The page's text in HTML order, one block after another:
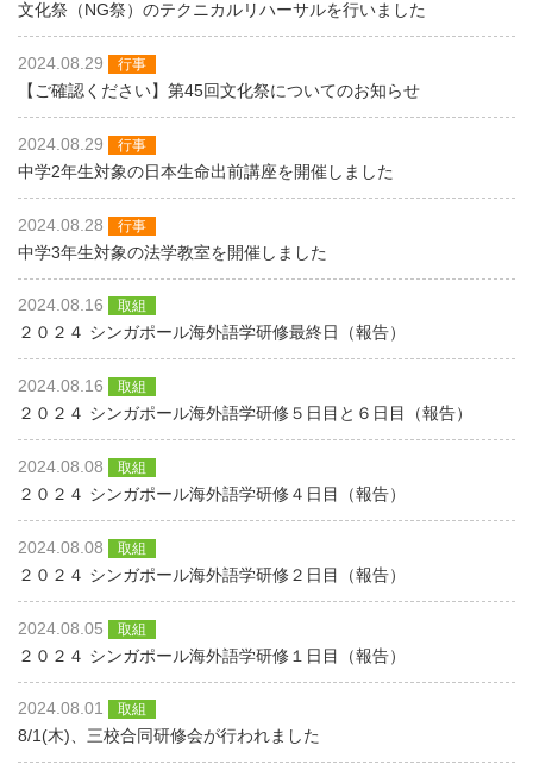
文化祭（NG祭）のテクニカルリハーサルを行いました
2024.08.29 行事
【ご確認ください】第45回文化祭についてのお知らせ
2024.08.29 行事
中学2年生対象の日本生命出前講座を開催しました
2024.08.28 行事
中学3年生対象の法学教室を開催しました
2024.08.16 取組
２０２４ シンガポール海外語学研修最終日（報告）
2024.08.16 取組
２０２４ シンガポール海外語学研修５日目と６日目（報告）
2024.08.08 取組
２０２４ シンガポール海外語学研修４日目（報告）
2024.08.08 取組
２０２４ シンガポール海外語学研修２日目（報告）
2024.08.05 取組
２０２４ シンガポール海外語学研修１日目（報告）
2024.08.01 取組
8/1(木)、三校合同研修会が行われました